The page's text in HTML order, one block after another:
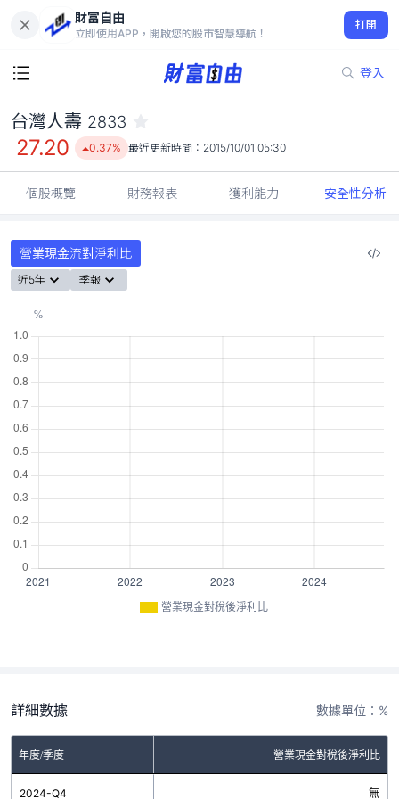
財富自由
立即使用APP，開啟您的股市智慧導航！
打開
登入
27.20
0.37%
台灣人壽 2833
27.20 0.37% 最近更新時間： 2015/10/01 05:30
個股概覽 財務報表 獲利能力 安全性分析
營業現金流對淨利比
近5年 季報
營業現金對稅後淨利比
詳細數據 數據單位：%
年度/季度 營業現金對稅後淨利比
2024-Q4 無